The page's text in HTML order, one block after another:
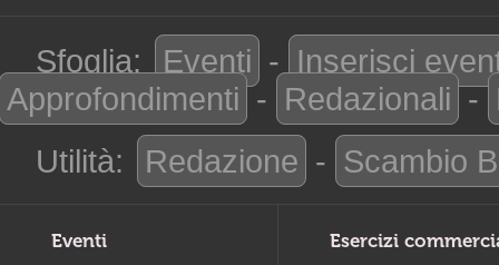
Sfoglia: Eventi - Inserisci
Approfondimenti - Redazionali -
Utilità:
Redazione - Scambio
Eventi Esercizi